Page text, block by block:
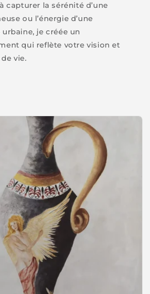
capturer la sérénité d’une
ou l’énergie d’une
je créée un
qui reflète votre vision et
vie.